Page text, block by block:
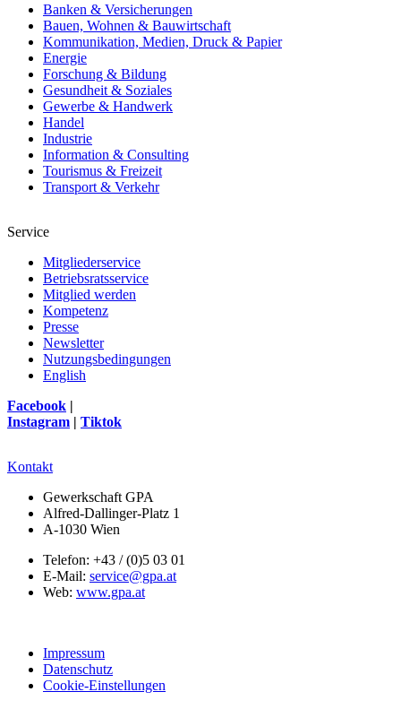
Banken & Versicherungen
Bauen, Wohnen & Bauwirtschaft
Kommunikation, Medien, Druck & Papier
Energie
Forschung & Bildung
Gesundheit & Soziales
Gewerbe & Handwerk
Handel
Industrie
Information & Consulting
Tourismus & Freizeit
Transport & Verkehr
Service
Mitgliederservice
Betriebsratsservice
Mitglied werden
Kompetenz
Presse
Newsletter
Nutzungsbedingungen
English
Facebook |
Instagram | Tiktok
Kontakt
Gewerkschaft GPA
Alfred-Dallinger-Platz 1
A-1030 Wien
Telefon: +43 / (0)5 03 01
E-Mail: service@gpa.at
Web: www.gpa.at
Impressum
Datenschutz
Cookie-Einstellungen